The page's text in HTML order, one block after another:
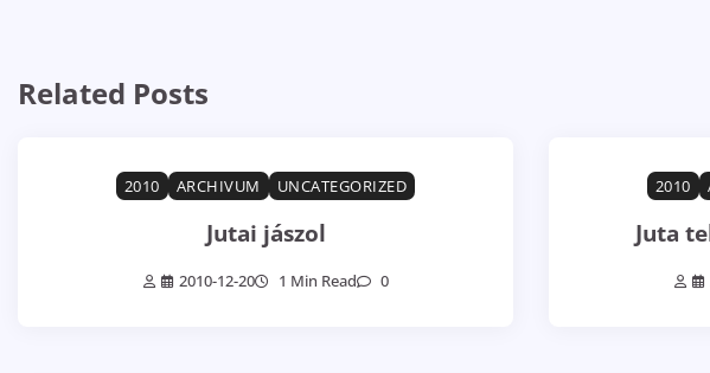
Related Posts
2010 ARCHIVUM UNCATEGORIZED
Jutai jászol
2010-12-20 1 Min Read 0
2010
Juta